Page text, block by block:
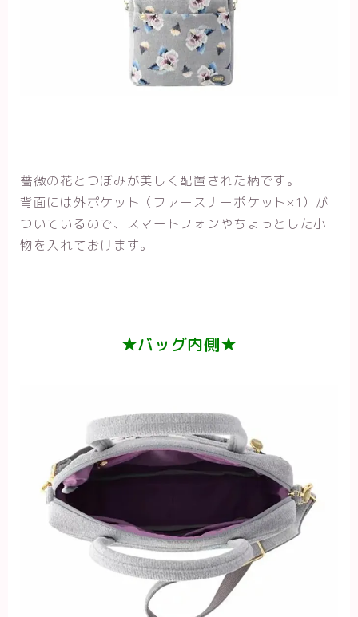
薔薇の花とつぼみが美しく配置された柄です。
背面には外ポケット（ファースナーポケット×1）が
ついているので、スマートフォンやちょっとした小
物を入れておけます。
★バッグ内側★